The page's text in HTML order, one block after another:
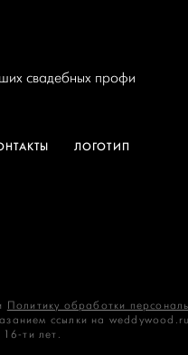
свадебных профи
ЛОГОТИП
Политику обработки
ссылки на
лет.